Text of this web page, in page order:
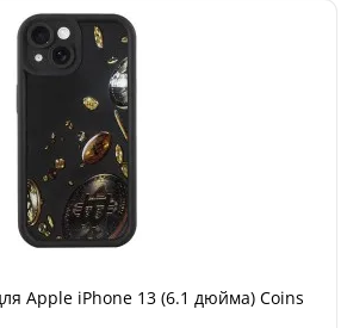
Apple iPhone 13 (6.1 дюйма) Coins